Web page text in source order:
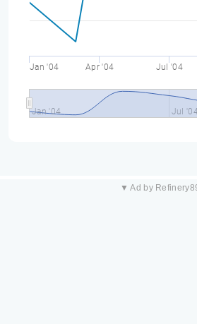
Jan '04 Apr '04 Jul '04
Jan '04 Jul
▼ Ad by